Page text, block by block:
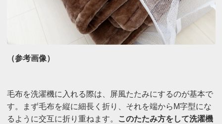
（参考画像）
毛布を洗濯機に入れる際は、屏風たたみにするのが基本で
す。まず毛布を縦に細長く折り、それを端からM字型にな
るように交互に折り重ねます。
このたたみ方をして洗濯機